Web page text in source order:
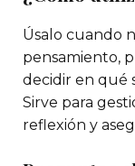
Úsalo cuando
pensamiento,
decidir en qué
Sirve para
reflexión y